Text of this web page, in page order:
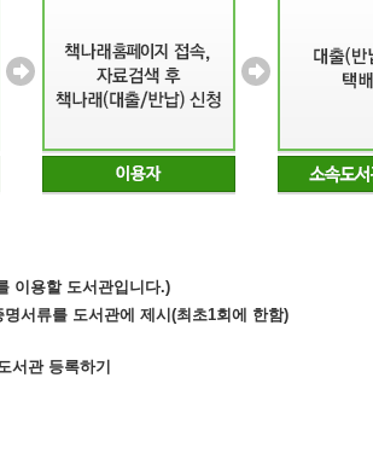
이용할 도서관입니다.)
서류를 도서관에 제시(최초1회에 한함)
관 등록하기